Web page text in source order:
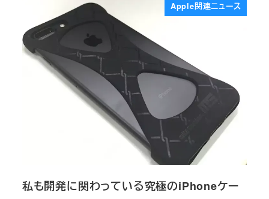
Apple関連ニュース
私も開発に関わっている究極のiPhoneケー